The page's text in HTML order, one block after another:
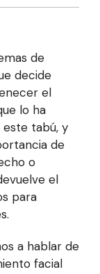
de
decide
el
lo ha
tabú, y
de
o
el
para
a hablar de
facial